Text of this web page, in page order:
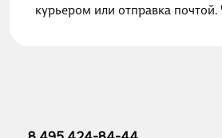
курьером или отправка